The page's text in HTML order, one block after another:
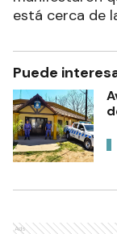
está cerca de
Puede
Ads